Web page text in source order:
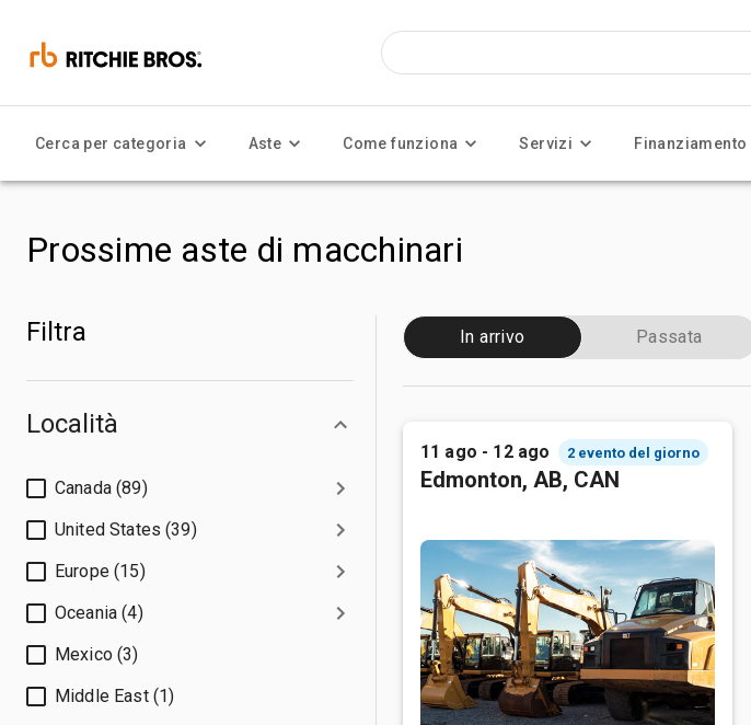
Cerca per categoria Aste Come funziona Servizi Finanziamento
Prossime aste di macchinari
Filtra
Località
Canada (89)
United States (39)
Europe (15)
Oceania (4)
Mexico (3)
Middle East (1)
In arrivo Passata
11 ago - 12 ago 2 evento del giorno
Edmonton, AB, CAN